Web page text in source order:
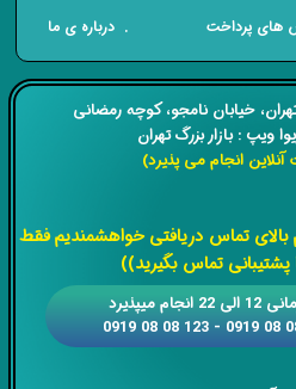
خیابان نامجو،کوچه رمضانی
ویپ : بازار بزرگ تهران
انجام می پذیرد)
تماس دریافتی خواهشمندیم فقط
تماس بگیرید))
میپذیرد
های پرداخت . درباره ی ما